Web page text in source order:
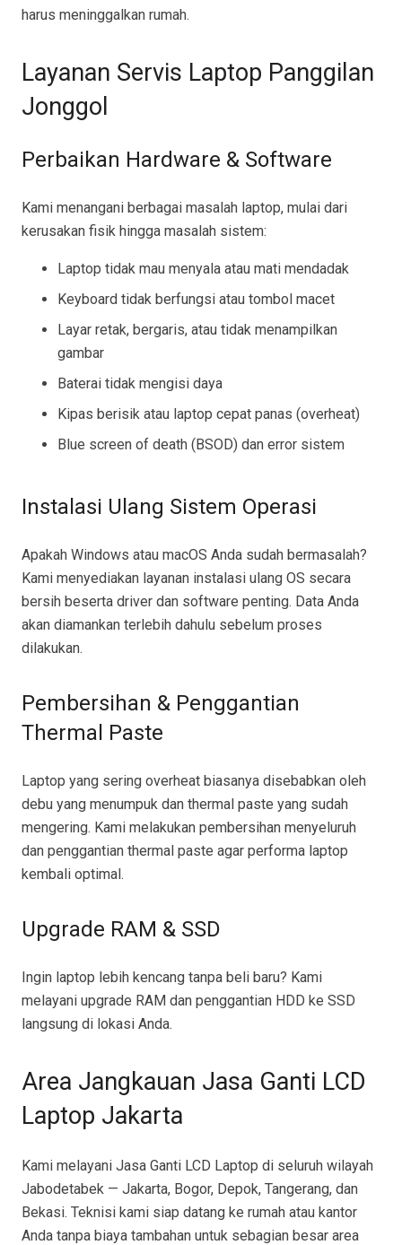
harus meninggalkan rumah.
Layanan Servis Laptop Panggilan
Jonggol
Perbaikan Hardware & Software
Kami menangani berbagai masalah laptop, mulai dari
kerusakan fisik hingga masalah sistem:
Laptop tidak mau menyala atau mati mendadak
Keyboard tidak berfungsi atau tombol macet
Layar retak, bergaris, atau tidak menampilkan
gambar
Baterai tidak mengisi daya
Kipas berisik atau laptop cepat panas (overheat)
Blue screen of death (BSOD) dan error sistem
Instalasi Ulang Sistem Operasi
Apakah Windows atau macOS Anda sudah bermasalah?
Kami menyediakan layanan instalasi ulang OS secara
bersih beserta driver dan software penting. Data Anda
akan diamankan terlebih dahulu sebelum proses
dilakukan.
Pembersihan & Penggantian
Thermal Paste
Laptop yang sering overheat biasanya disebabkan oleh
debu yang menumpuk dan thermal paste yang sudah
mengering. Kami melakukan pembersihan menyeluruh
dan penggantian thermal paste agar performa laptop
kembali optimal.
Upgrade RAM & SSD
Ingin laptop lebih kencang tanpa beli baru? Kami
melayani upgrade RAM dan penggantian HDD ke SSD
langsung di lokasi Anda.
Area Jangkauan Jasa Ganti LCD
Laptop Jakarta
Kami melayani Jasa Ganti LCD Laptop di seluruh wilayah
Jabodetabek — Jakarta, Bogor, Depok, Tangerang, dan
Bekasi. Teknisi kami siap datang ke rumah atau kantor
Anda tanpa biaya tambahan untuk sebagian besar area